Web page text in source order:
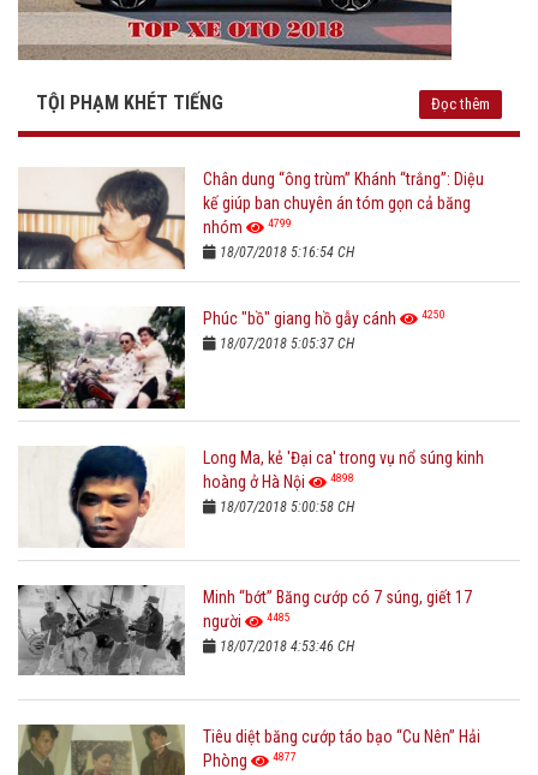
TỘI PHẠM KHÉT TIẾNG Đọc thêm
Chân dung “ông trùm” Khánh “trắng”: Diệu
kế giúp ban chuyên án tóm gọn cả băng
nhóm
4799
18/07/2018 5:16:54 CH
Phúc "bồ" giang hồ gẫy cánh 4250
18/07/2018 5:05:37 CH
Long Ma, kẻ 'Đại ca' trong vụ nổ súng kinh
hoàng ở Hà Nội
4898
18/07/2018 5:00:58 CH
Minh “bớt” Băng cướp có 7 súng, giết 17
người
4485
18/07/2018 4:53:46 CH
Tiêu diệt băng cướp táo bạo “Cu Nên” Hải
Phòng
4877